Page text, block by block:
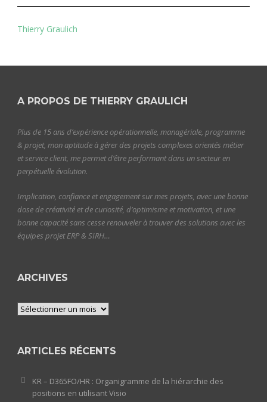
Thierry Graulich
A PROPOS DE THIERRY GRAULICH
Plus de 15 ans d’expérience opérationnelle, managériale, programme
& projet, mon aptitude à gérer des projets complexes orientés métier
et service client, me permet d’être performant dans un secteur en
perpétuelle évolution.
Implication, confiance et engagement sur mes projets, avec une bonne
dose de créativité et de curiosité, d’optimisme et motivation, et une
bonne capacité sans cesse renouveler à trouver des solutions avec les
équipes projet ERP & SIRH…
ARCHIVES
Archives
ARTICLES RÉCENTS
KR – D365FO/HR : Organigramme de la hiérarchie des
positions en utilisant Visio